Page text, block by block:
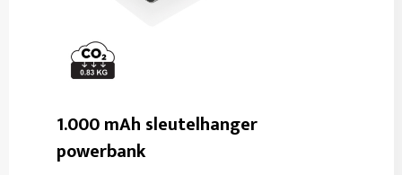
1.000 mAh sleutelhanger
powerbank